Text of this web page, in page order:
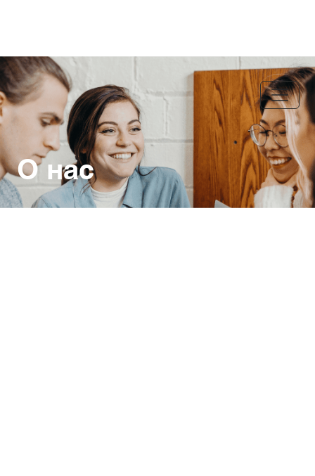
О нас